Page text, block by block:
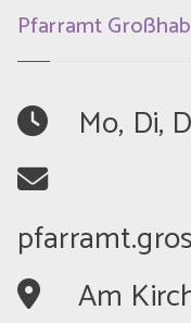
Pfarramt
Mo, Di,
Am